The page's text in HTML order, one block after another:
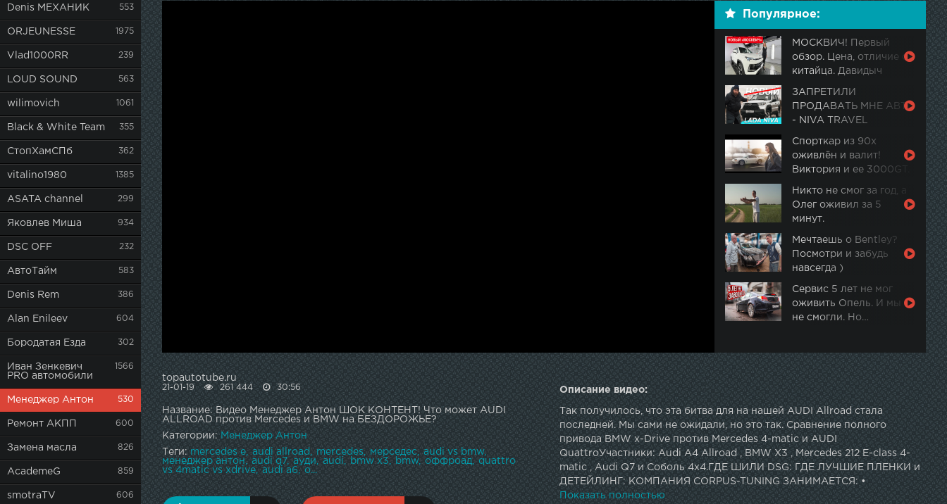
Denis МЕХАНИК 553
ORJEUNESSE 1975
Vlad1000RR 239
LOUD SOUND 563
wilimovich 1061
Black & White Team 355
СтопХамСПб 362
vitalino1980 1385
ASATA channel 299
Яковлев Миша 934
DSC OFF 232
АвтоТайм 583
Denis Rem 386
Alan Enileev 604
Бородатая Езда 302
Иван Зенкевич
PRO автомобили
1566
Менеджер Антон 530
Ремонт АКПП 600
Замена масла 826
AcademeG 859
smotraTV 606
Популярное:
МОСКВИЧ! Первый
обзор. Цена, отличие от
китайца. Давидыч
ЗАПРЕТИЛИ
ПРОДАВАТЬ МНЕ АВТО
- NIVA TRAVEL
Спорткар из 90х
оживлён и валит!
Виктория и ее 3000GT.
Никто не смог за год, а
Олег оживил за 5
минут.
Мечтаешь о Bentley?
Посмотри и забудь
навсегда )
Сервис 5 лет не мог
оживить Опель. И мы
не смогли. Но…
topautotube.ru
Описание видео:
Так получилось, что эта битва для на нашей AUDI Allroad стала
последней. Мы сами не ожидали, но это так. Сравнение полного
привода BMW x-Drive против Mercedes 4-matic и AUDI
QuattroУчастники: Audi A4 Allroad , BMW X3 , Mercedes 212 E-class 4-
matic , Audi Q7 и Соболь 4х4.ГДЕ ШИЛИ DSG: ГДЕ ЛУЧШИЕ ПЛЕНКИ и
ДЕТЕЙЛИНГ: КОМПАНИЯ CORPUS-TUNING ЗАНИМАЕТСЯ: •
ПОКРЫТИЕМ АВТО ЗАЩИТНЫМИ ПЛЕНКАМИ•
Показать полностью
21-01-19 261 444 30:56
Название: Видео Менеджер Антон ШОК КОНТЕНТ! Что может AUDI
ALLROAD против Mercedes и BMW на БЕЗДОРОЖЬЕ?
Категории:Менеджер Антон
Теги: mercedes e audi allroad mercedes мерседес
audi vs bmw
менеджер антон
audi q7 ауди audi bmw x3 bmw оффроад
quattro
vs 4matic vs xdrive
audi a6 o...